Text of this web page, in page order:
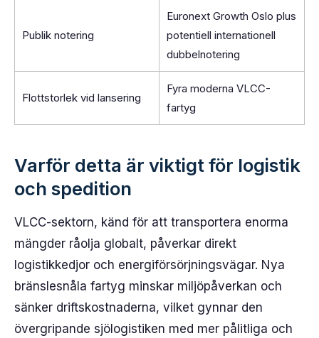
Publik notering
Euronext Growth Oslo plus
potentiell internationell
dubbelnotering
Flottstorlek vid lansering
Fyra moderna VLCC-
fartyg
Varför detta är viktigt för logistik
och spedition
VLCC-sektorn, känd för att transportera enorma
mängder råolja globalt, påverkar direkt
logistikkedjor och energiförsörjningsvägar. Nya
bränslesnåla fartyg minskar miljöpåverkan och
sänker driftskostnaderna, vilket gynnar den
övergripande sjölogistiken med mer pålitliga och